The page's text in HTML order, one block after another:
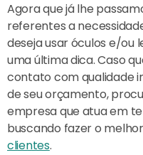
Agora que já lhe
referentes a
deseja usar óculos e/ou
uma última dica. Caso
contato com qualidade
de seu orçamento,
empresa que atua em
buscando fazer o
clientes.